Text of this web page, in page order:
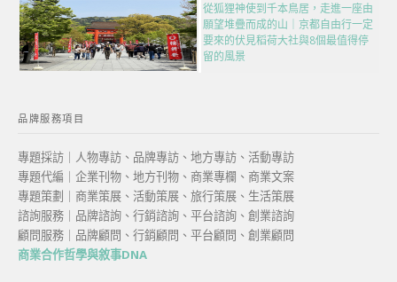
從狐狸神使到千本鳥居，走進一座由
願望堆疊而成的山｜京都自由行一定
要來的伏見稻荷大社與8個最值得停
留的風景
品牌服務項目
專題採訪｜人物專訪、品牌專訪、地方專訪、活動專訪
專題代編｜企業刊物、地方刊物、商業專欄、商業文案
專題策劃｜商業策展、活動策展、旅行策展、生活策展
諮詢服務｜品牌諮詢、行銷諮詢、平台諮詢、創業諮詢
顧問服務｜品牌顧問、行銷顧問、平台顧問、創業顧問
商業合作哲學與敘事DNA